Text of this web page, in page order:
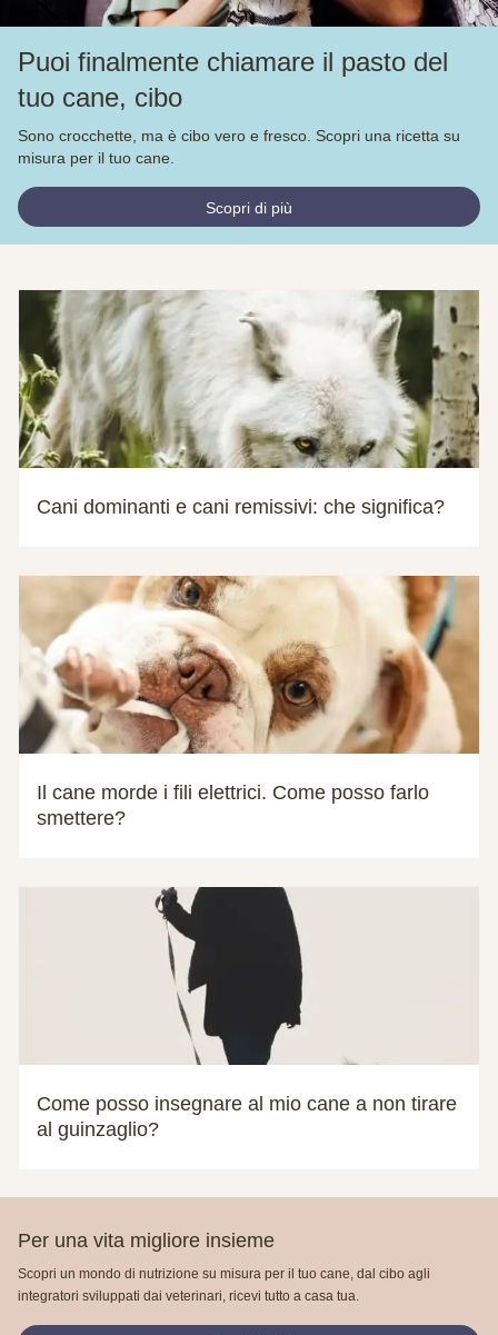
Puoi finalmente chiamare il pasto del
tuo cane, cibo
Sono crocchette, ma è cibo vero e fresco. Scopri una ricetta su
misura per il tuo cane.
Scopri di più
Cani dominanti e cani remissivi: che significa?
Il cane morde i fili elettrici. Come posso farlo
smettere?
Come posso insegnare al mio cane a non tirare
al guinzaglio?
Per una vita migliore insieme
Scopri un mondo di nutrizione su misura per il tuo cane, dal cibo agli
integratori sviluppati dai veterinari, ricevi tutto a casa tua.